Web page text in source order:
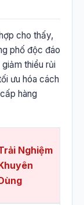
cho thấy,
phố độc đáo
thiểu rủi
ưu hóa cách
hàng
Nghiệm